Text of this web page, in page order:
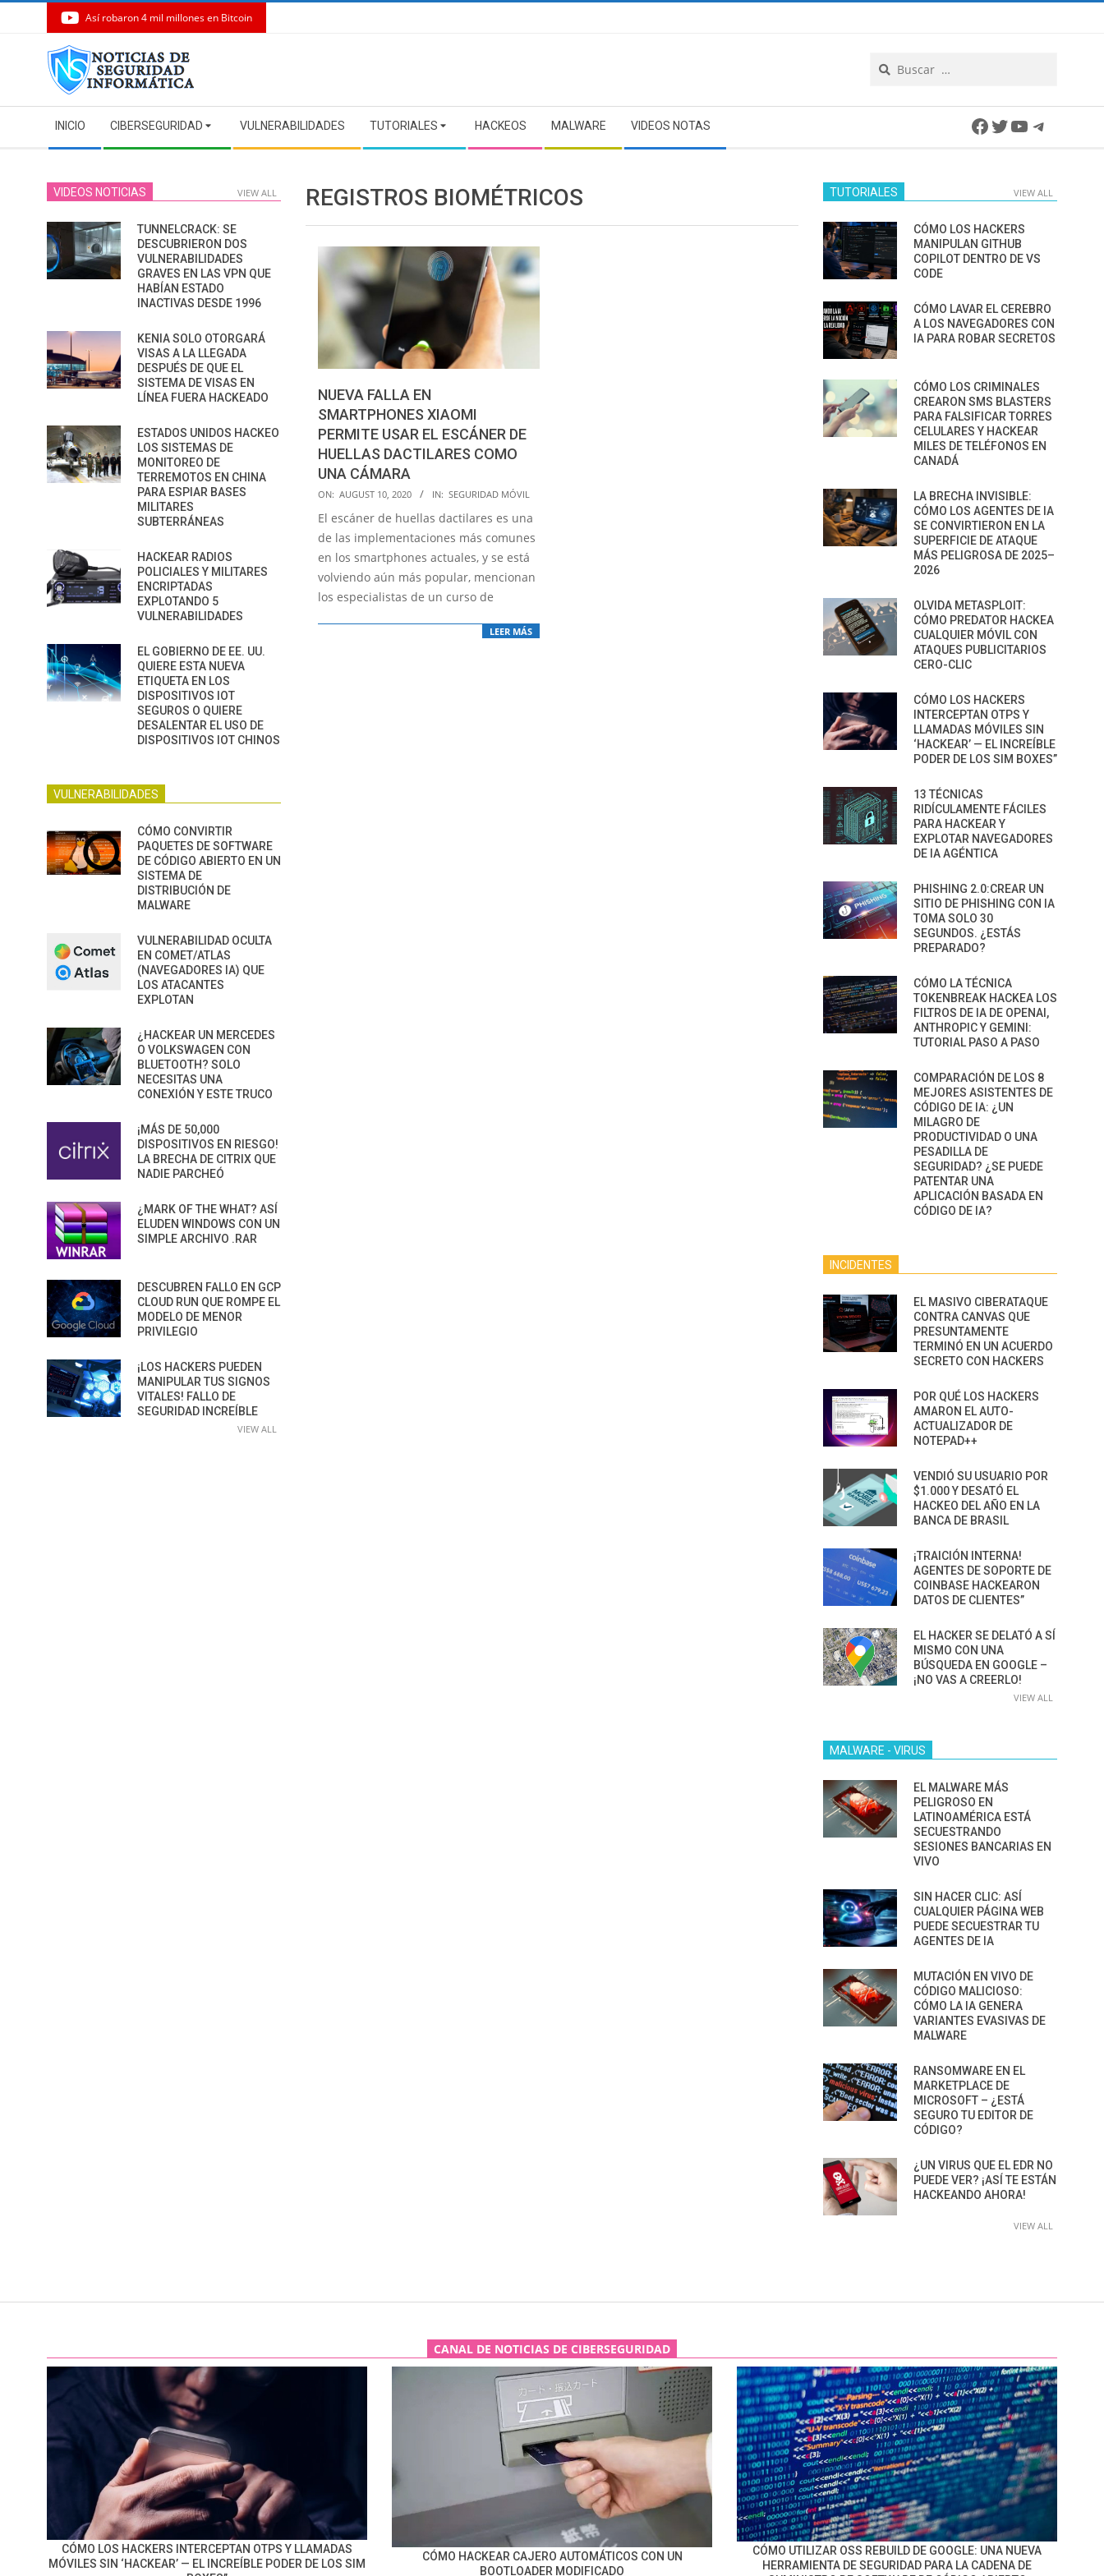
Así robaron 4 mil millones en Bitcoin
Navigation
Menu
INICIO CIBERSEGURIDAD VULNERABILIDADES TUTORIALES HACKEOS MALWARE VIDEOS NOTAS Facebook
Twitter
YouTube
REGISTROS BIOMÉTRICOS
NUEVA FALLA EN
SMARTPHONES XIAOMI
PERMITE USAR EL ESCÁNER DE
HUELLAS DACTILARES COMO
UNA CÁMARA
2020-
08-
10
ON: AUGUST 10, 2020 IN: SEGURIDAD MÓVIL
El escáner de huellas dactilares es una
de las implementaciones más comunes
en los smartphones actuales, y se está
volviendo aún más popular, mencionan
los especialistas de un curso de
LEER MÁS
VIDEOS NOTICIAS VIEW ALL
TUNNELCRACK: SE
DESCUBRIERON DOS
VULNERABILIDADES
GRAVES EN LAS VPN QUE
HABÍAN ESTADO
INACTIVAS DESDE 1996
KENIA SOLO OTORGARÁ
VISAS A LA LLEGADA
DESPUÉS DE QUE EL
SISTEMA DE VISAS EN
LÍNEA FUERA HACKEADO
ESTADOS UNIDOS HACKEO
LOS SISTEMAS DE
MONITOREO DE
TERREMOTOS EN CHINA
PARA ESPIAR BASES
MILITARES
SUBTERRÁNEAS
HACKEAR RADIOS
POLICIALES Y MILITARES
ENCRIPTADAS
EXPLOTANDO 5
VULNERABILIDADES
EL GOBIERNO DE EE. UU.
QUIERE ESTA NUEVA
ETIQUETA EN LOS
DISPOSITIVOS IOT
SEGUROS O QUIERE
DESALENTAR EL USO DE
DISPOSITIVOS IOT CHINOS
VULNERABILIDADES
CÓMO CONVIRTIR
PAQUETES DE SOFTWARE
DE CÓDIGO ABIERTO EN UN
SISTEMA DE
DISTRIBUCIÓN DE
MALWARE
VULNERABILIDAD OCULTA
EN COMET/ATLAS
(NAVEGADORES IA) QUE
LOS ATACANTES
EXPLOTAN
¿HACKEAR UN MERCEDES
O VOLKSWAGEN CON
BLUETOOTH? SOLO
NECESITAS UNA
CONEXIÓN Y ESTE TRUCO
¡MÁS DE 50,000
DISPOSITIVOS EN RIESGO!
LA BRECHA DE CITRIX QUE
NADIE PARCHEÓ
¿MARK OF THE WHAT? ASÍ
ELUDEN WINDOWS CON UN
SIMPLE ARCHIVO .RAR
DESCUBREN FALLO EN GCP
CLOUD RUN QUE ROMPE EL
MODELO DE MENOR
PRIVILEGIO
¡LOS HACKERS PUEDEN
MANIPULAR TUS SIGNOS
VITALES! FALLO DE
SEGURIDAD INCREÍBLE
VIEW ALL
TUTORIALES VIEW ALL
CÓMO LOS HACKERS
MANIPULAN GITHUB
COPILOT DENTRO DE VS
CODE
CÓMO LAVAR EL CEREBRO
A LOS NAVEGADORES CON
IA PARA ROBAR SECRETOS
CÓMO LOS CRIMINALES
CREARON SMS BLASTERS
PARA FALSIFICAR TORRES
CELULARES Y HACKEAR
MILES DE TELÉFONOS EN
CANADÁ
LA BRECHA INVISIBLE:
CÓMO LOS AGENTES DE IA
SE CONVIRTIERON EN LA
SUPERFICIE DE ATAQUE
MÁS PELIGROSA DE 2025–
2026
OLVIDA METASPLOIT:
CÓMO PREDATOR HACKEA
CUALQUIER MÓVIL CON
ATAQUES PUBLICITARIOS
CERO-CLIC
CÓMO LOS HACKERS
INTERCEPTAN OTPS Y
LLAMADAS MÓVILES SIN
‘HACKEAR’ — EL INCREÍBLE
PODER DE LOS SIM BOXES”
13 TÉCNICAS
RIDÍCULAMENTE FÁCILES
PARA HACKEAR Y
EXPLOTAR NAVEGADORES
DE IA AGÉNTICA
PHISHING 2.0:CREAR UN
SITIO DE PHISHING CON IA
TOMA SOLO 30
SEGUNDOS. ¿ESTÁS
PREPARADO?
CÓMO LA TÉCNICA
TOKENBREAK HACKEA LOS
FILTROS DE IA DE OPENAI,
ANTHROPIC Y GEMINI:
TUTORIAL PASO A PASO
COMPARACIÓN DE LOS 8
MEJORES ASISTENTES DE
CÓDIGO DE IA: ¿UN
MILAGRO DE
PRODUCTIVIDAD O UNA
PESADILLA DE
SEGURIDAD? ¿SE PUEDE
PATENTAR UNA
APLICACIÓN BASADA EN
CÓDIGO DE IA?
INCIDENTES
EL MASIVO CIBERATAQUE
CONTRA CANVAS QUE
PRESUNTAMENTE
TERMINÓ EN UN ACUERDO
SECRETO CON HACKERS
POR QUÉ LOS HACKERS
AMARON EL AUTO-
ACTUALIZADOR DE
NOTEPAD++
VENDIÓ SU USUARIO POR
$1.000 Y DESATÓ EL
HACKEO DEL AÑO EN LA
BANCA DE BRASIL
¡TRAICIÓN INTERNA!
AGENTES DE SOPORTE DE
COINBASE HACKEARON
DATOS DE CLIENTES”
EL HACKER SE DELATÓ A SÍ
MISMO CON UNA
BÚSQUEDA EN GOOGLE –
¡NO VAS A CREERLO!
VIEW ALL
MALWARE - VIRUS
EL MALWARE MÁS
PELIGROSO EN
LATINOAMÉRICA ESTÁ
SECUESTRANDO
SESIONES BANCARIAS EN
VIVO
SIN HACER CLIC: ASÍ
CUALQUIER PÁGINA WEB
PUEDE SECUESTRAR TU
AGENTES DE IA
MUTACIÓN EN VIVO DE
CÓDIGO MALICIOSO:
CÓMO LA IA GENERA
VARIANTES EVASIVAS DE
MALWARE
RANSOMWARE EN EL
MARKETPLACE DE
MICROSOFT – ¿ESTÁ
SEGURO TU EDITOR DE
CÓDIGO?
¿UN VIRUS QUE EL EDR NO
PUEDE VER? ¡ASÍ TE ESTÁN
HACKEANDO AHORA!
VIEW ALL
CANAL DE NOTICIAS DE CIBERSEGURIDAD
CÓMO LOS HACKERS INTERCEPTAN OTPS Y LLAMADAS
MÓVILES SIN ‘HACKEAR’ — EL INCREÍBLE PODER DE LOS SIM
CÓMO HACKEAR CAJERO AUTOMÁTICOS CON UN
BOOTLOADER MODIFICADO
CÓMO UTILIZAR OSS REBUILD DE GOOGLE: UNA NUEVA
HERRAMIENTA DE SEGURIDAD PARA LA CADENA DE